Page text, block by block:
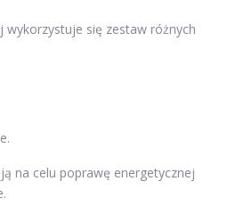
wykorzystuje się zestaw różnych
na celu poprawę energetycznej